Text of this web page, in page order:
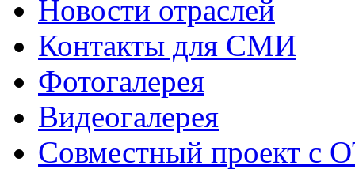
Новости отраслей
Контакты для СМИ
Фотогалерея
Видеогалерея
Совместный проект с